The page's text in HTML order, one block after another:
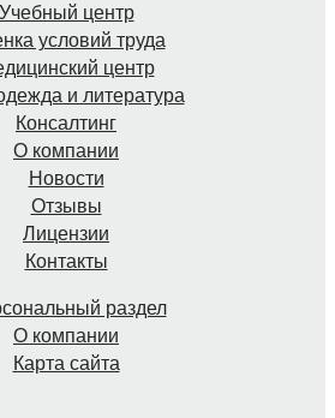
Учебный центр
условий труда
центр
и литература
Консалтинг
О компании
Новости
Отзывы
Лицензии
Контакты
раздел
О компании
Карта сайта